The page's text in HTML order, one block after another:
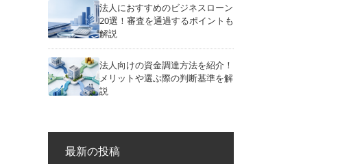
法人におすすめのビジネスローン
20選！審査を通過するポイントも
解説
法人向けの資金調達方法を紹介！
メリットや選ぶ際の判断基準を解
説
最新の投稿